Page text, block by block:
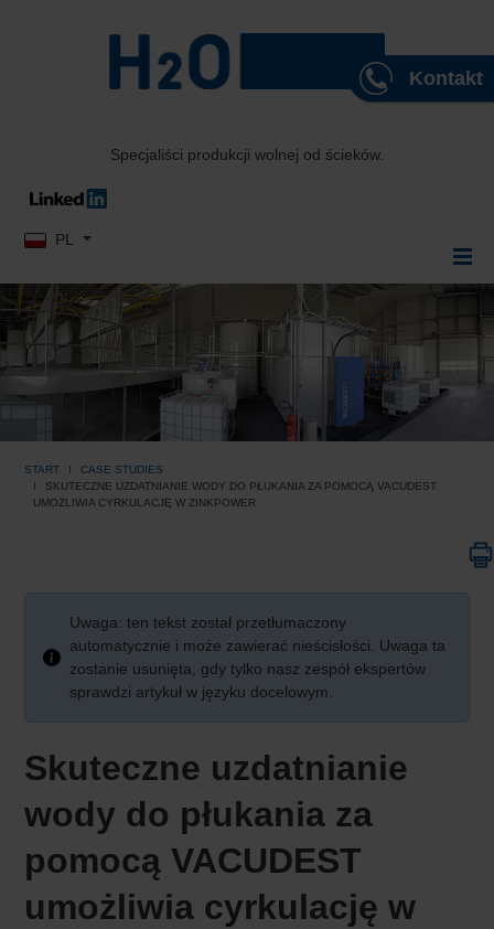
Kontakt
Specjaliści produkcji wolnej od ścieków.
Wybierz swój język
PL
START
CASE STUDIES
SKUTECZNE UZDATNIANIE WODY DO PŁUKANIA ZA POMOCĄ VACUDEST
UMOŻLIWIA CYRKULACJĘ W ZINKPOWER
Uwaga: ten tekst został przetłumaczony
automatycznie i może zawierać nieścisłości. Uwaga ta
zostanie usunięta, gdy tylko nasz zespół ekspertów
sprawdzi artykuł w języku docelowym.
Skuteczne uzdatnianie
wody do płukania za
pomocą VACUDEST
umożliwia cyrkulację w